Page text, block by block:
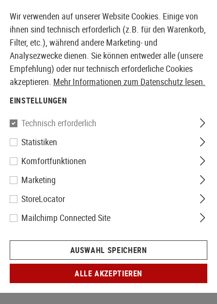
EUROPÄISCHER AIRSOFT SHOP & GROßHÄNDLER
PSS
PSS VSR-10 Cylinder Opener
Wir verwenden auf unserer Website Cookies. Einige von
ihnen sind technisch erforderlich (z.B. für den Warenkorb,
Filter, etc.), während andere Marketing- und
Analysezwecke dienen. Sie können entweder alle (unsere
Empfehlung) oder nur technisch erforderliche Cookies
akzeptieren. Mehr Informationen zum Datenschutz lesen.
EINSTELLUNGEN
Technisch erforderlich
Statistiken
Komfortfunktionen
Marketing
StoreLocator
Mailchimp Connected Site
AUSWAHL SPEICHERN
ALLE AKZEPTIEREN